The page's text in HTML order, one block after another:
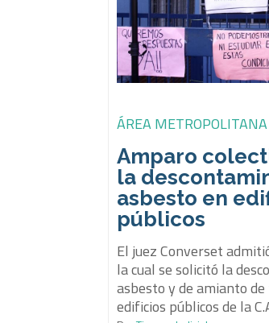
ÁREA METROPOLITANA
Amparo
la
asbesto en
públicos
El juez Converset
la cual se solicitó la
asbesto y de amianto
edificios públicos de la